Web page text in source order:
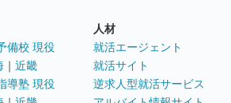
備校 現役
｜ 近畿
導塾 現役
人材
就活エージェント
就活サイト
逆求人型就活サービス